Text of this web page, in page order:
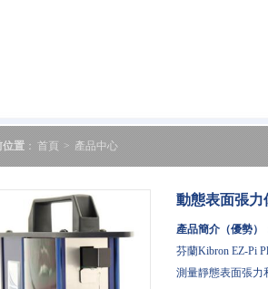
位置 ： 首頁 > 產品中心
動態表面張力
產品簡介（優勢）
芬蘭Kibron EZ-Pi
測量靜態表面張力